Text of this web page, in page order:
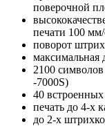
поверочной
печати 100
поворот
максимальная
2100
-7000S)
40
печать до 4-х
до 2-х